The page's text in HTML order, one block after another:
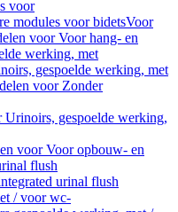
voor
modules voor bidetsVoor
voor Voor hang- en
werking, met
gespoelde werking, met
voor Zonder
Urinoirs, gespoelde werking,
voor Voor opbouw- en
flush
urinal flush
/ voor wc-